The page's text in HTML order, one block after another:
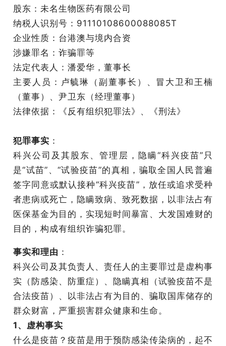
股东：未名生物医药有限公司
纳税人识别号：91110108600088085T
企业性质：台港澳与境内合资
涉嫌罪名：诈骗罪等
法定代表人：潘爱华，董事长
主要人员：卢毓琳（副董事长）、冒大卫和王楠
（董事）、尹卫东（经理董事）
法律依据：《反有组织犯罪法》、《刑法》
犯罪事实 ：
科兴公司及其股东、管理层，隐瞒“科兴疫苗”只
是“试苗”、“试验疫苗”的真相，骗取全国人民普遍
签字同意或默认接种“科兴疫苗”，放任或追求受种
者患病或死亡，隐瞒致病、致死数据，以非法占有
医保基金为目的，实现短时间暴富、大发国难财的
目的，构成有组织诈骗犯罪。
事实和理由 ：
科兴公司及其负责人、责任人的主要罪过是虚构事
实（防感染、防重症）、隐瞒真相（试验疫苗不是
合法疫苗）、以非法占有为目的、骗取国库储存的
群众财富，严重损害群众健康和生命。
1、虚构事实
什么是疫苗？疫苗是用于预防感染传染病的，起不